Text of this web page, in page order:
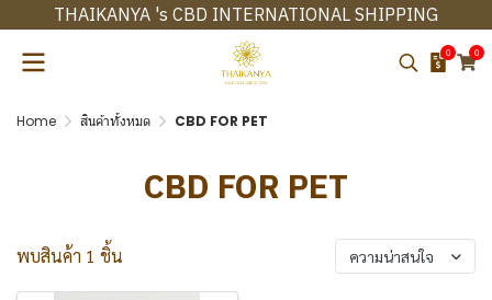
THAIKANYA 's CBD INTERNATIONAL SHIPPING
0 0
Home สินค้าทั้งหมด CBD FOR PET
CBD FOR PET
พบสินค้า 1 ชิ้น ความน่าสนใจ